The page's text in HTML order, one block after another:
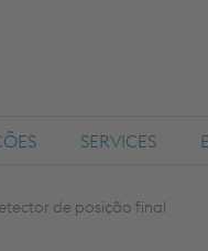
SERVICES
de posição final